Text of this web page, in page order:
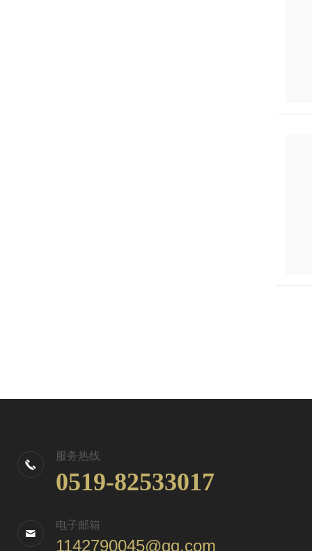
服务热线
0519-82533017
电子邮箱
1142790045@qq.com